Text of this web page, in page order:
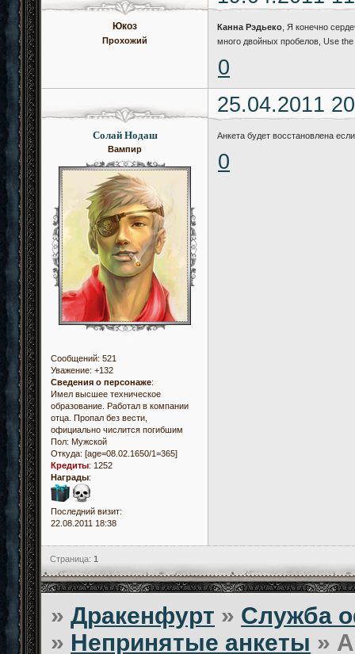
Юкоз
Прохожий
Канна Рэдьеко, Я конечно
много двойных пробелов, Use
0
25.04.2011
Солай Нодаш
Вампир
Сообщений: 521
Уважение: +132
Сведения о персонаже:
Имел высшее техническое
образование. Работал в компании
отца. Пропал без вести,
официально числится погибшим
Пол: Мужской
Откуда: [age=08.02.1650/1=365]
Кредиты: 1252
Награды:
Последний визит:
22.08.2011 18:38
Анкета будет восстановлена
0
Страница: 1
»Дракенфурт » Служба
» Непринятые анкеты »